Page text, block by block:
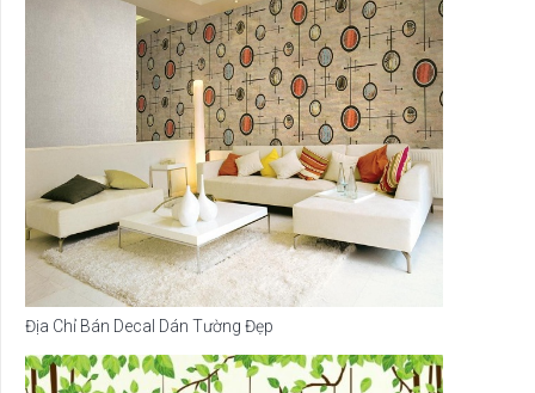
Địa Chỉ Bán Decal Dán Tường Đẹp